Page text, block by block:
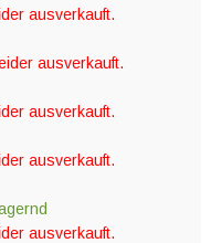
ausverkauft.
ausverkauft.
ausverkauft.
ausverkauft.
ausverkauft.